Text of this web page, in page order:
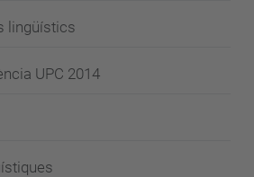
lingüístics
UPC 2014